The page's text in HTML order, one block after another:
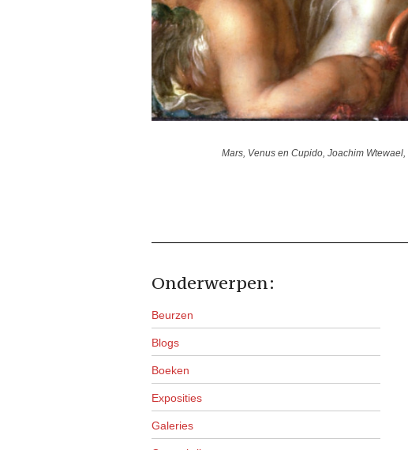
Mars, Venus en Cupido, Joachim
Onderwerpen:
Beurzen
Blogs
Boeken
Exposities
Galeries